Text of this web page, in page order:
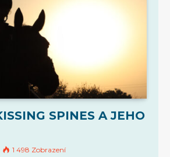
SPINES A JEHO
1 498 Zobrazení